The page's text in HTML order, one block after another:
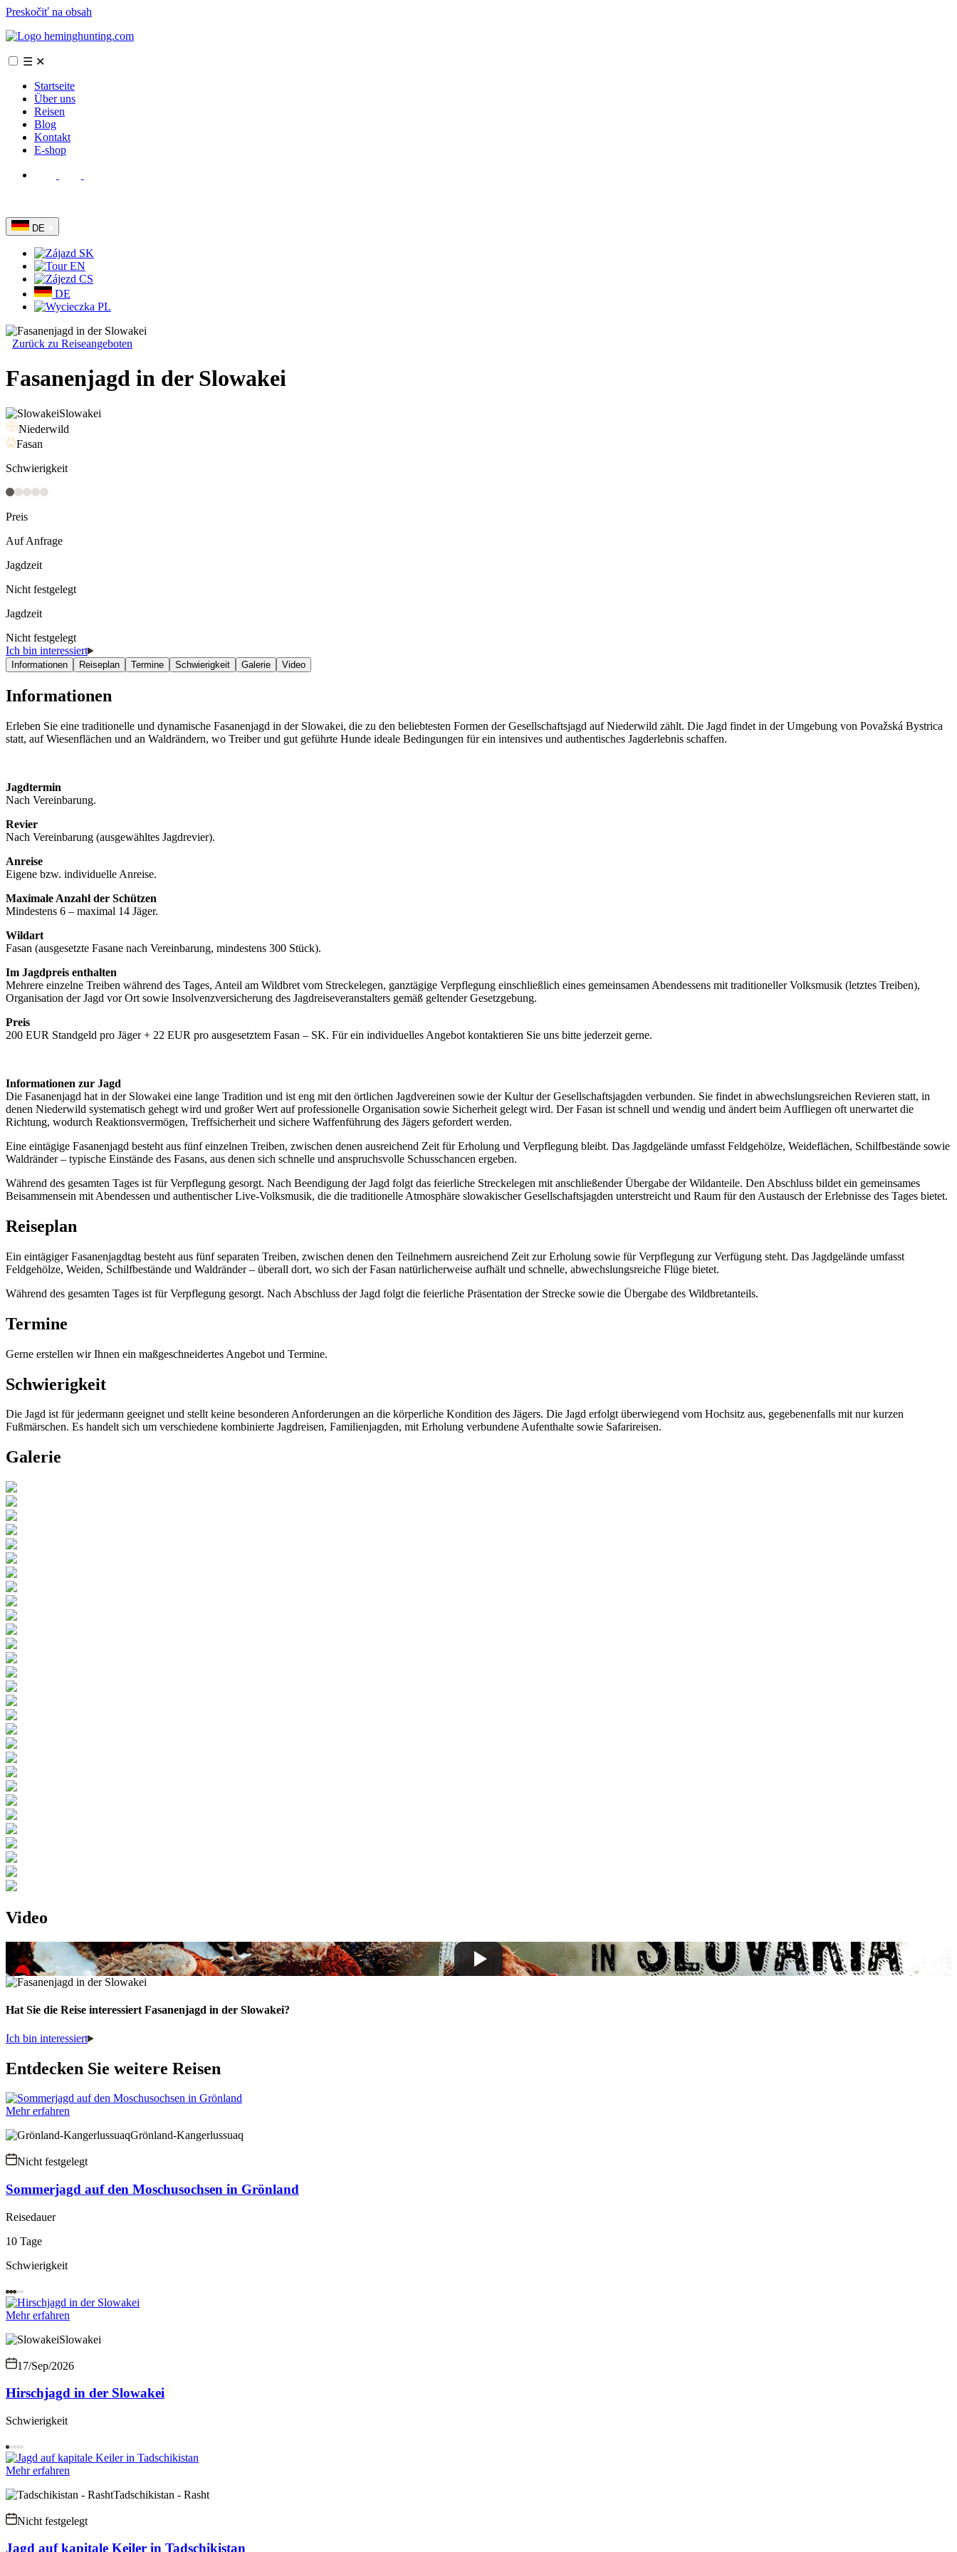
Preskočiť na obsah
☰ ✕
Startseite
Über uns
Reisen
Blog
Kontakt
E-shop
DE
SK
EN
CS
DE
PL
Zurück zu Reiseangeboten
Fasanenjagd in der Slowakei
Slowakei
Niederwild
Fasan
Schwierigkeit
Preis
Auf Anfrage
Jagdzeit
Nicht festgelegt
Jagdzeit
Nicht festgelegt
Ich bin interessiert
Informationen Reiseplan Termine Schwierigkeit Galerie Video
Informationen
Erleben Sie eine traditionelle und dynamische Fasanenjagd in der Slowakei, die zu den beliebtesten Formen der Gesellschaftsjagd auf Niederwild zählt. Die Jagd findet in der Umgebung von Považská Bystrica
statt, auf Wiesenflächen und an Waldrändern, wo Treiber und gut geführte Hunde ideale Bedingungen für ein intensives und authentisches Jagderlebnis schaffen.
Jagdtermin
Nach Vereinbarung.
Revier
Nach Vereinbarung (ausgewähltes Jagdrevier).
Anreise
Eigene bzw. individuelle Anreise.
Maximale Anzahl der Schützen
Mindestens 6 – maximal 14 Jäger.
Wildart
Fasan (ausgesetzte Fasane nach Vereinbarung, mindestens 300 Stück).
Im Jagdpreis enthalten
Mehrere einzelne Treiben während des Tages, Anteil am Wildbret vom Streckelegen, ganztägige Verpflegung einschließlich eines gemeinsamen Abendessens mit traditioneller Volksmusik (letztes Treiben),
Organisation der Jagd vor Ort sowie Insolvenzversicherung des Jagdreiseveranstalters gemäß geltender Gesetzgebung.
Preis
200 EUR Standgeld pro Jäger + 22 EUR pro ausgesetztem Fasan – SK. Für ein individuelles Angebot kontaktieren Sie uns bitte jederzeit gerne.
Informationen zur Jagd
Die Fasanenjagd hat in der Slowakei eine lange Tradition und ist eng mit den örtlichen Jagdvereinen sowie der Kultur der Gesellschaftsjagden verbunden. Sie findet in abwechslungsreichen Revieren statt, in
denen Niederwild systematisch gehegt wird und großer Wert auf professionelle Organisation sowie Sicherheit gelegt wird. Der Fasan ist schnell und wendig und ändert beim Auffliegen oft unerwartet die
Richtung, wodurch Reaktionsvermögen, Treffsicherheit und sichere Waffenführung des Jägers gefordert werden.
Eine eintägige Fasanenjagd besteht aus fünf einzelnen Treiben, zwischen denen ausreichend Zeit für Erholung und Verpflegung bleibt. Das Jagdgelände umfasst Feldgehölze, Weideflächen, Schilfbestände sowie
Waldränder – typische Einstände des Fasans, aus denen sich schnelle und anspruchsvolle Schusschancen ergeben.
Während des gesamten Tages ist für Verpflegung gesorgt. Nach Beendigung der Jagd folgt das feierliche Streckelegen mit anschließender Übergabe der Wildanteile. Den Abschluss bildet ein gemeinsames
Beisammensein mit Abendessen und authentischer Live-Volksmusik, die die traditionelle Atmosphäre slowakischer Gesellschaftsjagden unterstreicht und Raum für den Austausch der Erlebnisse des Tages bietet.
Reiseplan
Ein eintägiger Fasanen­jagdtag besteht aus fünf separaten Treiben, zwischen denen den Teilnehmern ausreichend Zeit zur Erholung sowie für Verpflegung zur Verfügung steht. Das Jagdgelände umfasst
Feldgehölze, Weiden, Schilfbestände und Waldränder – überall dort, wo sich der Fasan natürlicherweise aufhält und schnelle, abwechslungsreiche Flüge bietet.
Während des gesamten Tages ist für Verpflegung gesorgt. Nach Abschluss der Jagd folgt die feierliche Präsentation der Strecke sowie die Übergabe des Wildbretanteils.
Termine
Gerne erstellen wir Ihnen ein maßgeschneidertes Angebot und Termine.
Schwierigkeit
Die Jagd ist für jedermann geeignet und stellt keine besonderen Anforderungen an die körperliche Kondition des Jägers. Die Jagd erfolgt überwiegend vom Hochsitz aus, gegebenenfalls mit nur kurzen
Fußmärschen. Es handelt sich um verschiedene kombinierte Jagdreisen, Familienjagden, mit Erholung verbundene Aufenthalte sowie Safarireisen.
Galerie
Video
Hat Sie die Reise interessiert Fasanenjagd in der Slowakei?
Ich bin interessiert
Entdecken Sie weitere Reisen
Mehr erfahren
Grönland-Kangerlussuaq
Nicht festgelegt
Sommerjagd auf den Moschusochsen in Grönland
Reisedauer
10 Tage
Schwierigkeit
Mehr erfahren
Slowakei
17/Sep/2026
Hirschjagd in der Slowakei
Schwierigkeit
Mehr erfahren
Tadschikistan - Rasht
Nicht festgelegt
Jagd auf kapitale Keiler in Tadschikistan